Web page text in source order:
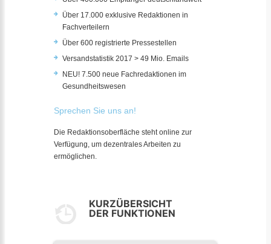
Über 17.000 exklusive Redaktionen in
Fachverteilern
Über 600 registrierte Pressestellen
Versandstatistik 2017 > 49 Mio. Emails
NEU! 7.500 neue Fachredaktionen im
Gesundheitswesen
Sprechen Sie uns an!
Die Redaktionsoberfläche steht online zur
Verfügung, um dezentrales Arbeiten zu
ermöglichen.
KURZÜBERSICHT
DER FUNKTIONEN